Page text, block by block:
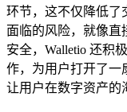
环节，这不仅降低了
面临的风险，就像直
安全，Walletio 还积
作，为用户打开了一
让用户在数字资产的